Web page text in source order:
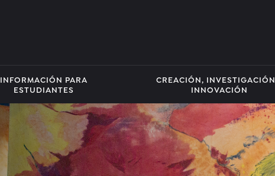
INFORMACIÓN PARA
ESTUDIANTES
CREACIÓN,
INNOVACIÓN